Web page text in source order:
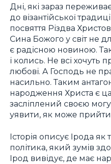
Дні, які зараз
до візантійської
посвяття Різдва
Сина Божого у світ не
є радісною новиною.
і колись. Не всі хочуть
любові. А Господь не
насильно. Таким
народження Христа є
засліплений своєю
уявити, як може
Історія описує Ірода
політика, який зумів
Ірод вивідує, де має